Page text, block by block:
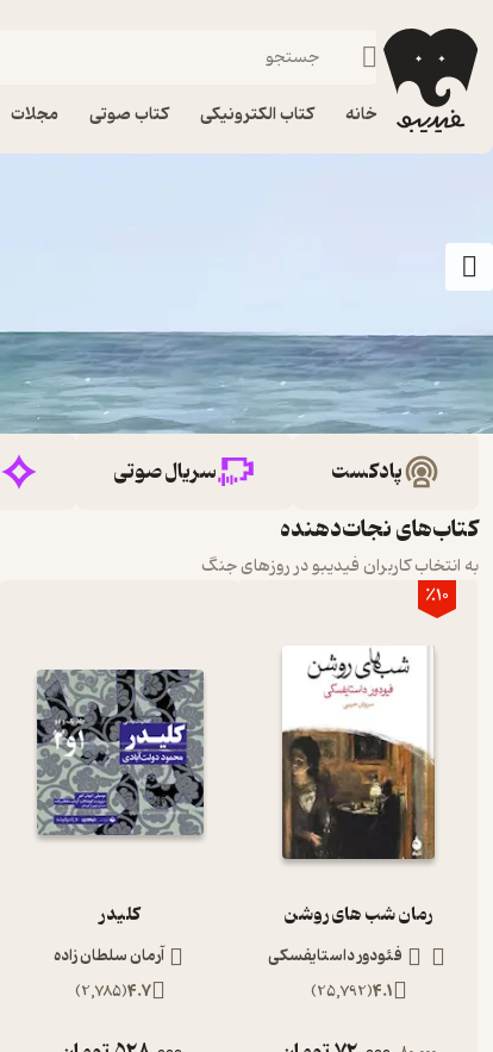
خانه کتاب الکترونیکی کتاب صوتی مجلات
پادکست سریال صوتی
کتاب‌های نجات‌دهنده
به انتخاب کاربران فیدیبو در روزهای جنگ
٪10
رمان شب های روشن
فئودور داستایفسکی
4.1
(
25,792
)
کلیدر
آرمان سلطان زاده
4.7
(
2,785
)